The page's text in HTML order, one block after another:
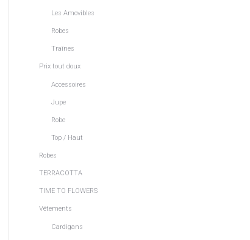
Les Amovibles
Robes
Traînes
Prix tout doux
Accessoires
Jupe
Robe
Top / Haut
Robes
TERRACOTTA
TIME TO FLOWERS
Vêtements
Cardigans